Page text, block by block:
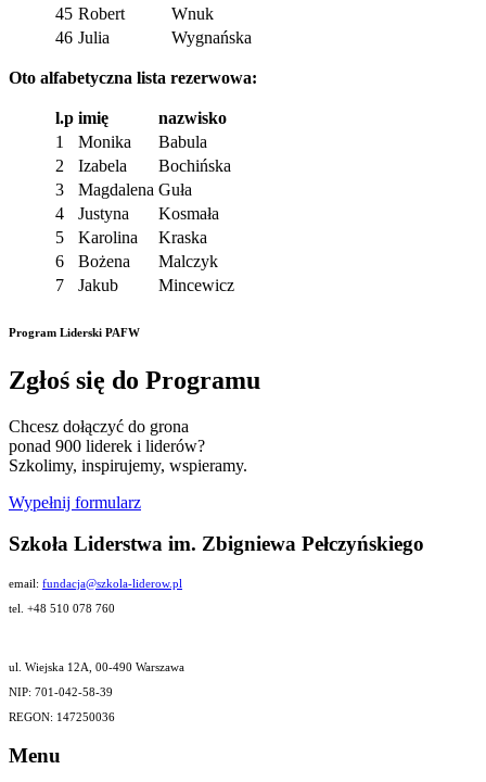
45 Robert
Wnuk
46 Julia Wygnańska
Oto alfabetyczna lista rezerwowa:
l.p imię
nazwisko
1
Monika
Babula
2
Izabela
Bochińska
3
Magdalena Guła
4
Justyna
Kosmała
5
Karolina
Kraska
6
Bożena
Malczyk
7
Jakub Mincewicz
Program Liderski PAFW
Zgłoś się do Programu
Chcesz dołączyć do grona
ponad 900 liderek i liderów?
Szkolimy, inspirujemy, wspieramy.
Wypełnij formularz
Szkoła Liderstwa im. Zbigniewa Pełczyńskiego
email: fundacja@szkola-liderow.pl
tel. +48 510 078 760
ul. Wiejska 12A, 00-490 Warszawa
NIP: 701-042-58-39
REGON: 147250036
Menu